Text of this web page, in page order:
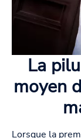
La
moyen
Lorsque la